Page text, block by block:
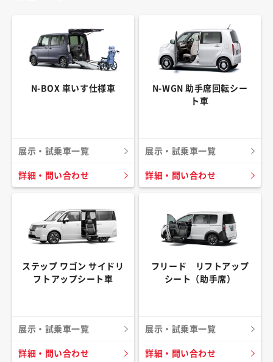
N-BOX 車いす仕様車
展示・試乗車一覧
詳細・問い合わせ
N-WGN 助手席回転シー
ト車
展示・試乗車一覧
詳細・問い合わせ
ステップ ワゴン サイドリ
フトアップシート車
展示・試乗車一覧
詳細・問い合わせ
フリード リフトアップ
シート（助手席）
展示・試乗車一覧
詳細・問い合わせ